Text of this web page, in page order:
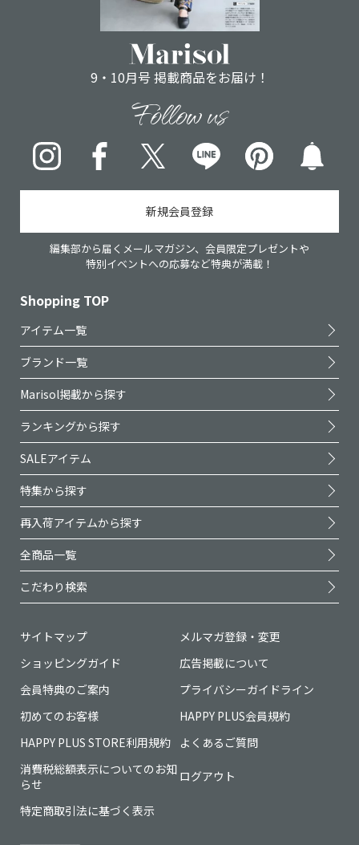
9・10月号 掲載商品をお届け！
Follow us
InstagramFacebookX LINE pinterest
新規会員登録
編集部から届くメールマガジン、会員限定プレゼントや
特別イベントへの応募など特典が満載！
Shopping TOP
アイテム一覧
ブランド一覧
Marisol掲載から探す
ランキングから探す
SALEアイテム
特集から探す
再入荷アイテムから探す
全商品一覧
こだわり検索
サイトマップ
メルマガ登録・変更
ショッピングガイド
広告掲載について
会員特典のご案内
プライバシーガイドライン
初めてのお客様
HAPPY PLUS会員規約
HAPPY PLUS STORE利用規約
よくあるご質問
消費税総額表示についてのお知
らせ
ログアウト
特定商取引法に基づく表示